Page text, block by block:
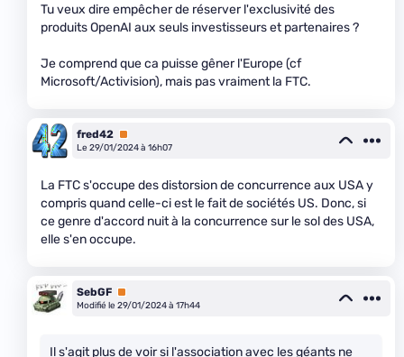
Tu veux dire empêcher de réserver l'exclusivité des
produits OpenAI aux seuls investisseurs et partenaires ?
Je comprend que ca puisse gêner l'Europe (cf
Microsoft/Activision), mais pas vraiment la FTC.
fred42 Premium
Le 29/01/2024 à 16h07
La FTC s'occupe des distorsion de concurrence aux USA y
compris quand celle-ci est le fait de sociétés US. Donc, si
ce genre d'accord nuit à la concurrence sur le sol des USA,
elle s'en occupe.
SebGF Premium
Modifié le 29/01/2024 à 17h44
Il s'agit plus de voir si l'association avec les géants ne